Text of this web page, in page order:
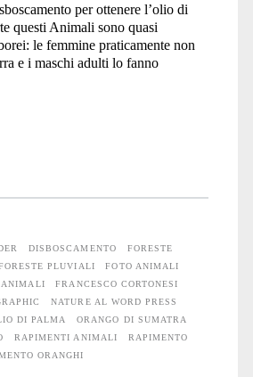
per ottenere l’olio di
questi Animali sono quasi
le femmine praticamente non
e i maschi adulti lo fanno
DISBOSCAMENTO
FORESTE
PLUVIALI
FOTO ANIMALI
ANIMALI
FRANCESCO CORTONESI
NATURE AL WORD PRESS
DI PALMA
ORANGO DI SUMATRA
RAPIMENTI ANIMALI
RAPIMENTO
ORANGHI